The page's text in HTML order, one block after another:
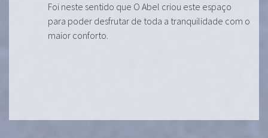
Foi neste sentido que O Abel criou este espaço
para poder desfrutar de toda a tranquilidade com o
maior conforto.